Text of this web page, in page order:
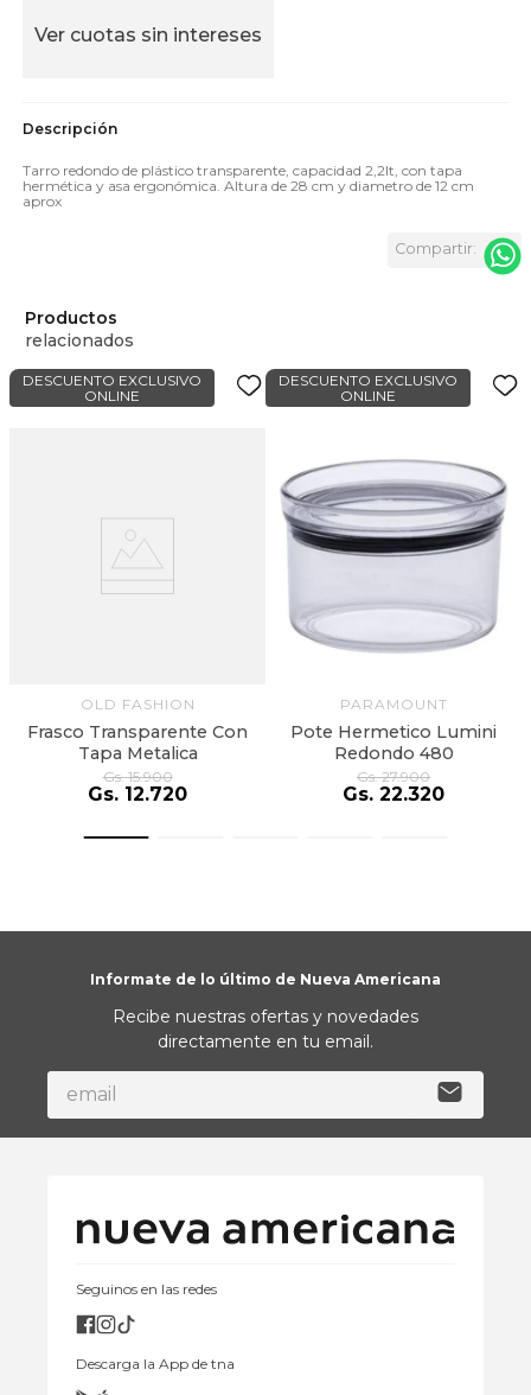
Ver cuotas sin intereses
Tarro redondo de plástico transparente, capacidad 2,2lt, con tapa
hermética y asa ergonómica. Altura de 28 cm y diametro de 12 cm
aprox
Productos
relacionados
DESCUENTO EXCLUSIVO
ONLINE
OLD FASHION
Frasco Transparente Con
Tapa Metalica
Gs. 15.900
Gs. 12.720
DESCUENTO EXCLUSIVO
ONLINE
PARAMOUNT
Pote Hermetico Lumini
Redondo 480
Gs. 27.900
Gs. 22.320
Informate de lo último de Nueva Americana
Recibe nuestras ofertas y novedades
directamente en tu email.
Seguinos en las redes
Descarga la App de tna